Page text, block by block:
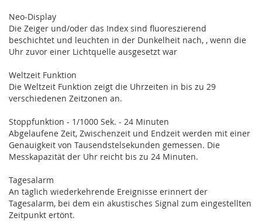
Neo-Display
Die Zeiger und/oder das Index sind fluoreszierend
beschichtet und leuchten in der Dunkelheit nach, , wenn die
Uhr zuvor einer Lichtquelle ausgesetzt war
Weltzeit Funktion
Die Weltzeit Funktion zeigt die Uhrzeiten in bis zu 29
verschiedenen Zeitzonen an.
Stoppfunktion - 1/1000 Sek. - 24 Minuten
Abgelaufene Zeit, Zwischenzeit und Endzeit werden mit einer
Genauigkeit von Tausendstelsekunden gemessen. Die
Messkapazität der Uhr reicht bis zu 24 Minuten.
Tagesalarm
An täglich wiederkehrende Ereignisse erinnert der
Tagesalarm, bei dem ein akustisches Signal zum eingestellten
Zeitpunkt ertönt.